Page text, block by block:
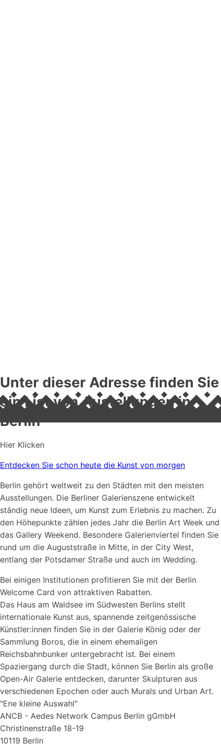
Unter dieser Adresse finden Sie
ein List von Austellungen in
Berlin
Hier Klicken
Entdecken Sie schon heute die Kunst von morgen
Berlin gehört weltweit zu den Städten mit den meisten
Ausstellungen. Die Berliner Galerienszene entwickelt
ständig neue Ideen, um Kunst zum Erlebnis zu machen. Zu
den Höhepunkte zählen jedes Jahr die Berlin Art Week und
das Gallery Weekend. Besondere Galerienviertel finden Sie
rund um die Auguststraße in Mitte, in der City West,
entlang der Potsdamer Straße und auch im Wedding.
Bei einigen Institutionen profitieren Sie mit der Berlin
Welcome Card von attraktiven Rabatten.
Das Haus am Waldsee im Südwesten Berlins stellt
internationale Kunst aus, spannende zeitgenössische
Künstler:innen finden Sie in der Galerie König oder der
Sammlung Boros, die in einem ehemaligen
Reichsbahnbunker untergebracht ist. Bei einem
Spaziergang durch die Stadt, können Sie Berlin als große
Open-Air Galerie entdecken, darunter Skulpturen aus
verschiedenen Epochen oder auch Murals und Urban Art.
"Ene kleine Auswahl"
ANCB - Aedes Network Campus Berlin gGmbH
Christinenstraße 18-19
10119 Berlin
schöne Acryl Bilder vonTimothy Mulligan
Arsper
Wenn Sie bei uns ein Gemälde bestellen,
einzigartiges und muhevoll Kunstwerk,
Erwartungen voll und ganz übertrifft.